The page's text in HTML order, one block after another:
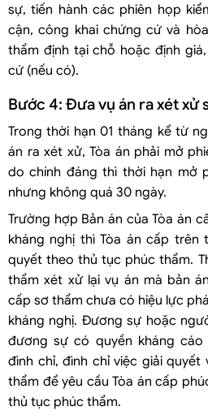
sự, tiến hành các phiên họp
cận, công khai chứng cứ và
thẩm định tại chỗ hoặc định
cứ (nếu có).
Bước 4: Đưa vụ án ra xét xử
Trong thời hạn 01 tháng kể từ
án ra xét xử, Tòa án phải mở
do chính đáng thì thời hạn mở
nhưng không quá 30 ngày.
Trường hợp Bản án của Tòa án
kháng nghị thì Tòa án cấp
quyết theo thủ tục phúc thẩm.
thẩm xét xử lại vụ án mà bản
cấp sơ thẩm chưa có hiệu lực
kháng nghị. Đương sự hoặc
đương sự có quyền kháng
đình chỉ, đình chỉ việc giải quyết
thẩm để yêu cầu Tòa án cấp
thủ tục phúc thẩm.